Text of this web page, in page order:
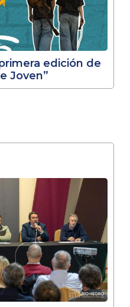
edición de
Joven”